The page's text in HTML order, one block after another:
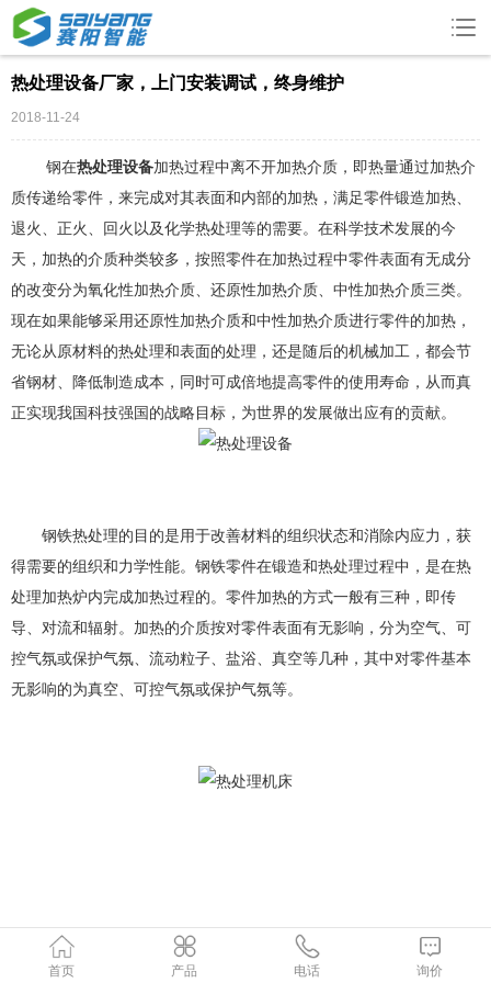
热处理设备厂家，上门安装调试，终身维护
2018-11-24
钢在热处理设备加热过程中离不开加热介质，即热量通过加热介
质传递给零件，来完成对其表面和内部的加热，满足零件锻造加热、
退火、正火、回火以及化学热处理等的需要。在科学技术发展的今
天，加热的介质种类较多，按照零件在加热过程中零件表面有无成分
的改变分为氧化性加热介质、还原性加热介质、中性加热介质三类。
现在如果能够采用还原性加热介质和中性加热介质进行零件的加热，
无论从原材料的热处理和表面的处理，还是随后的机械加工，都会节
省钢材、降低制造成本，同时可成倍地提高零件的使用寿命，从而真
正实现我国科技强国的战略目标，为世界的发展做出应有的贡献。
钢铁热处理的目的是用于改善材料的组织状态和消除内应力，获
得需要的组织和力学性能。钢铁零件在锻造和热处理过程中，是在热
处理加热炉内完成加热过程的。零件加热的方式一般有三种，即传
导、对流和辐射。加热的介质按对零件表面有无影响，分为空气、可
控气氛或保护气氛、流动粒子、盐浴、真空等几种，其中对零件基本
无影响的为真空、可控气氛或保护气氛等。
首页 产品 电话 询价